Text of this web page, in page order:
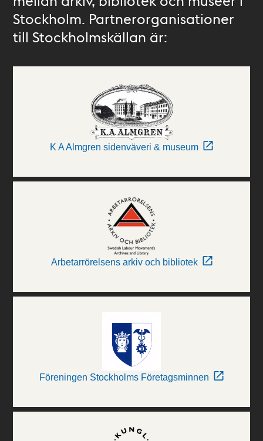
Stockholm. Partnerorganisationer
till Stockholmskällan är:
K A Almgren sidenväveri & museum
Arbetarrörelsens arkiv och bibliotek
Föreningen Stockholms Företagsminnen